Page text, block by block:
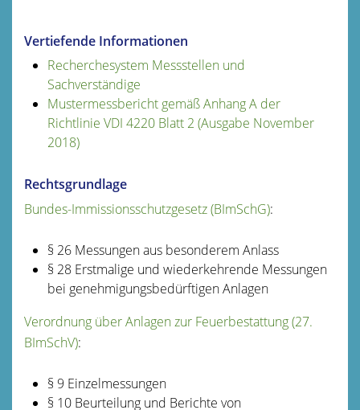
Vertiefende Informationen
Recherchesystem Messstellen und
Sachverständige
Mustermessbericht gemäß Anhang A der
Richtlinie VDI 4220 Blatt 2 (Ausgabe November
2018)
Rechtsgrundlage
Bundes-Immissionsschutzgesetz (BImSchG):
§ 26 Messungen aus besonderem Anlass
§ 28 Erstmalige und wiederkehrende Messungen
bei genehmigungsbedürftigen Anlagen
Verordnung über Anlagen zur Feuerbestattung (27.
BImSchV):
§ 9 Einzelmessungen
§ 10 Beurteilung und Berichte von